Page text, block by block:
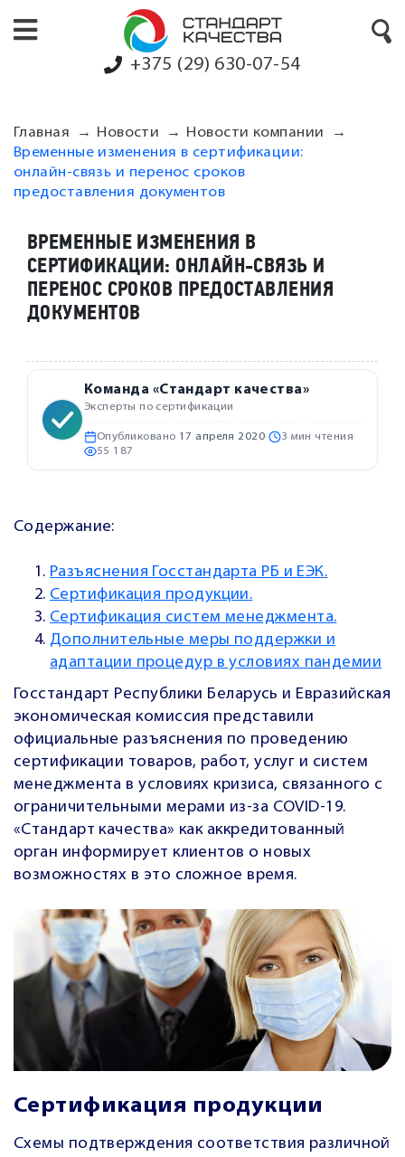
+375 (29) 630-07-54
Главная Новости
Новости компании
Временные изменения в сертификации:
онлайн-связь и перенос сроков
предоставления документов
ВРЕМЕННЫЕ ИЗМЕНЕНИЯ В
СЕРТИФИКАЦИИ: ОНЛАЙН-СВЯЗЬ И
ПЕРЕНОС СРОКОВ ПРЕДОСТАВЛЕНИЯ
ДОКУМЕНТОВ
Команда «Стандарт качества»
Эксперты по сертификации
Опубликовано 17 апреля 2020· 3 мин чтения·
55 187
Содержание:
Разъяснения Госстандарта РБ и ЕЭК.
Сертификация продукции.
Сертификация систем менеджмента.
Дополнительные меры поддержки и
адаптации процедур в условиях пандемии
Госстандарт Республики Беларусь и Евразийская
экономическая комиссия представили
официальные разъяснения по проведению
сертификации товаров, работ, услуг и систем
менеджмента в условиях кризиса, связанного с
ограничительными мерами из-за COVID-19.
«Стандарт качества» как аккредитованный
орган информирует клиентов о новых
возможностях в это сложное время.
Сертификация продукции
Схемы подтверждения соответствия различной